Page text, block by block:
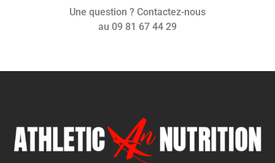
Une question ? Contactez-nous
au 09 81 67 44 29